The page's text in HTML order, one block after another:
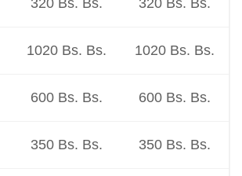
320 Bs. Bs. 320 Bs. Bs.
1020 Bs. Bs. 1020 Bs. Bs.
600 Bs. Bs. 600 Bs. Bs.
350 Bs. Bs. 350 Bs. Bs.